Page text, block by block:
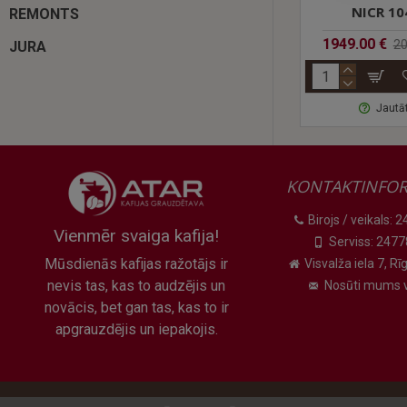
REMONTS
JURA
€
NICR 1040
1949.00 €
Jautāt
Vienmēr svaiga kafija!
Mūsdienās kafijas ražotājs ir
nevis tas, kas to audzējis un
novācis, bet gan tas, kas to ir
apgrauzdējis un iepakojis.
Birojs / veikals:
Serviss:
Visvalža iela 7,
Nosūti mums